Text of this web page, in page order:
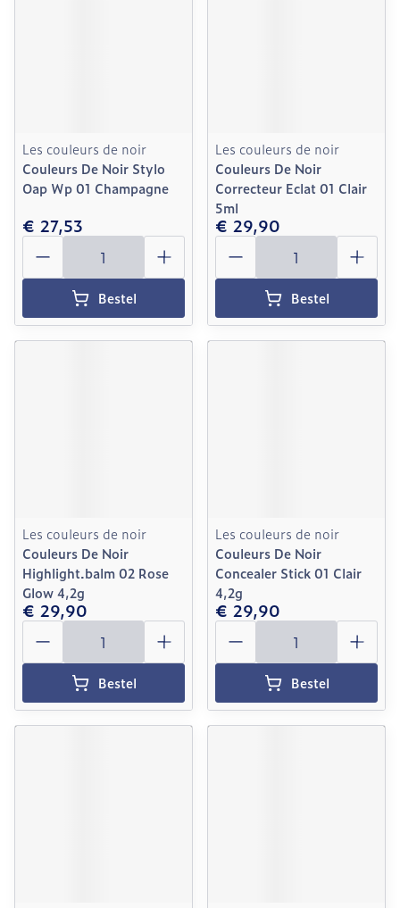
Les couleurs de noir
Couleurs De Noir Stylo
Oap Wp 01 Champagne
€ 27,53
Aantal
Bestel
Les couleurs de noir
Couleurs De Noir
Correcteur Eclat 01 Clair
5ml
€ 29,90
Aantal
Bestel
Les couleurs de noir
Couleurs De Noir
Highlight.balm 02 Rose
Glow 4,2g
€ 29,90
Aantal
Bestel
Les couleurs de noir
Couleurs De Noir
Concealer Stick 01 Clair
4,2g
€ 29,90
Aantal
Bestel